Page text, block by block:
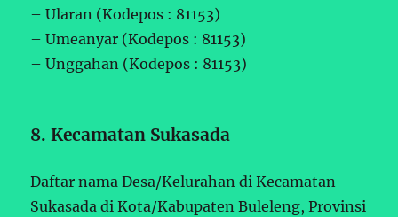
– Ularan (Kodepos : 81153)
– Umeanyar (Kodepos : 81153)
– Unggahan (Kodepos : 81153)
8. Kecamatan Sukasada
Daftar nama Desa/Kelurahan di Kecamatan
Sukasada di Kota/Kabupaten Buleleng, Provinsi